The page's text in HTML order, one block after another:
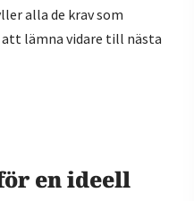
alla de krav som
lämna vidare till nästa
en ideell